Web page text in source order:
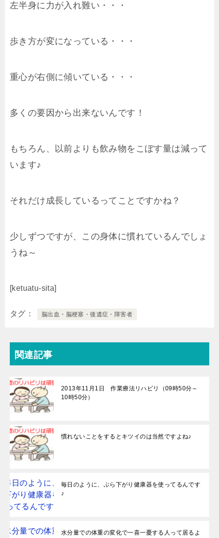
左半身に力が入れ難い・・・
歩き方が変になっている・・・
重心が右側に傾いている・・・
多くの要因から出来ないんです！
もちろん、以前よりも飲み物をこぼす量は減って
います♪
それだけ成長しているってことですかね？
少しずつですが、この身体に慣れているんでしょ
うね～
[ketuatu-sita]
タグ 脳出血・脳梗塞・後遺症・障害者
関連記事
2013年11月1日 作業療法リハビリ（09時50分～
10時50分）
慣れないことをするとキツイのは当然ですよね♪
毎日のように、ぶら下がり健康器を使ってるんです
♪
水分量での体重の変化で一喜一憂する人って居るよ